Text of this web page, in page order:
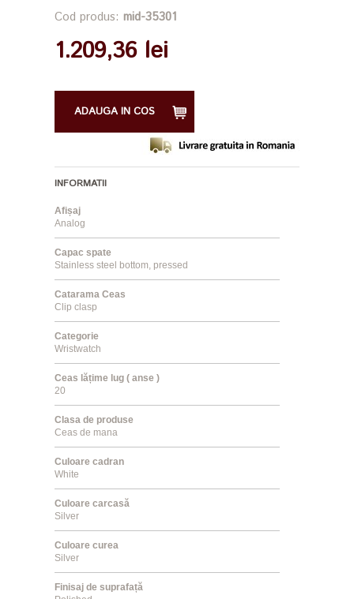
Cod produs: mid-35301
1.209,36 lei
ADAUGA IN COS
INFORMATII
Afișaj
Analog
Capac spate
Stainless steel bottom, pressed
Catarama Ceas
Clip clasp
Categorie
Wristwatch
Ceas lățime lug ( anse )
20
Clasa de produse
Ceas de mana
Culoare cadran
White
Culoare carcasă
Silver
Culoare curea
Silver
Finisaj de suprafață